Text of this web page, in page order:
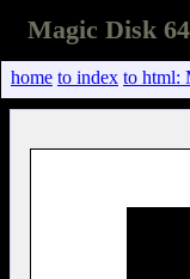
Magic Disk 64
home to index to html: